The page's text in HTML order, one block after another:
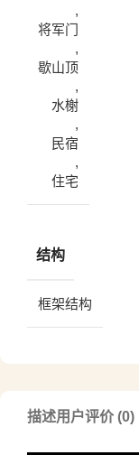
,
将军门
,
歇山顶
,
水榭
,
民宿
,
住宅
结构
框架结构
描述用户评价 (0)